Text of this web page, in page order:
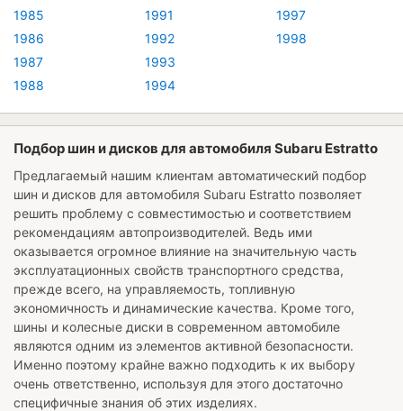
1985
1986
1987
1988
1991
1992
1993
1994
1997
1998
Подбор шин и дисков для автомобиля Subaru Estratto
Предлагаемый нашим клиентам автоматический подбор
шин и дисков для автомобиля Subaru Estratto позволяет
решить проблему с совместимостью и соответствием
рекомендациям автопроизводителей. Ведь ими
оказывается огромное влияние на значительную часть
эксплуатационных свойств транспортного средства,
прежде всего, на управляемость, топливную
экономичность и динамические качества. Кроме того,
шины и колесные диски в современном автомобиле
являются одним из элементов активной безопасности.
Именно поэтому крайне важно подходить к их выбору
очень ответственно, используя для этого достаточно
специфичные знания об этих изделиях.